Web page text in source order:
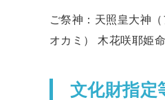
ご祭神：天照皇大神
オカミ） 木花咲耶姫
文化財指定